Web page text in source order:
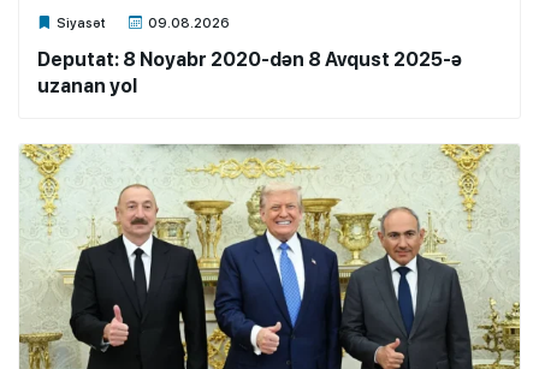
Siyasət 09.08.2026
Xalq.Online
Deputat: 8 Noyabr 2020-dən 8 Avqust 2025-ə
uzanan yol